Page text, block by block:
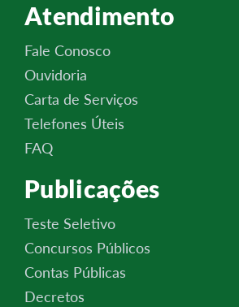
Atendimento
Fale Conosco
Ouvidoria
Carta de Serviços
Telefones Úteis
FAQ
Publicações
Teste Seletivo
Concursos Públicos
Contas Públicas
Decretos